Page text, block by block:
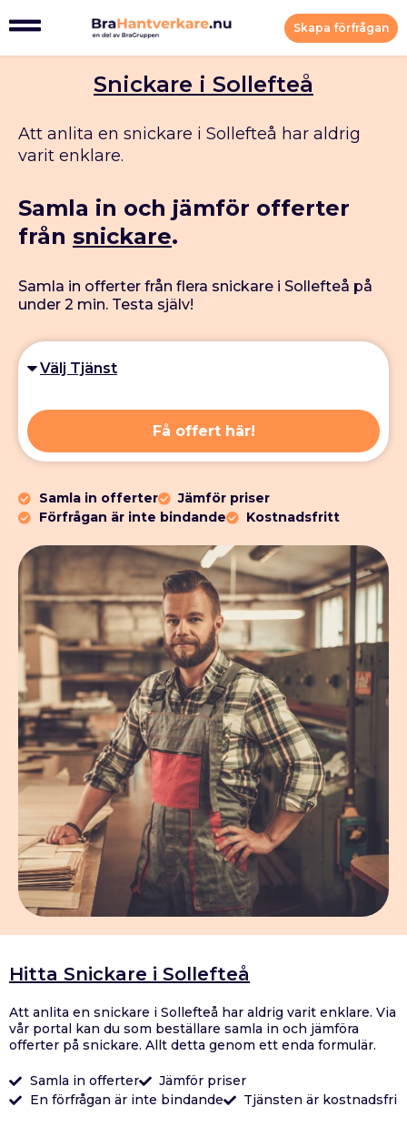
Skapa förfrågan
Snickare i Sollefteå
Att anlita en snickare i Sollefteå har aldrig
varit enklare.
Samla in och jämför offerter
från snickare.
Samla in offerter från flera snickare i Sollefteå på
under 2 min. Testa själv!
Få offert här!
Samla in offerter
Jämför priser
Förfrågan är inte bindande
Kostnadsfritt
Hitta Snickare i Sollefteå
Att anlita en snickare i Sollefteå har aldrig varit enklare. Via
vår portal kan du som beställare samla in och jämföra
offerter på snickare. Allt detta genom ett enda formulär.
Samla in offerter
Jämför priser
En förfrågan är inte bindande
Tjänsten är kostnadsfri